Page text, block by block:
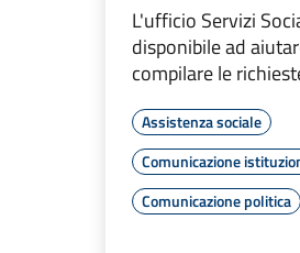
L'ufficio Servizi
disponibile ad
compilare le
Assistenza sociale
Comunicazione
Comunicazione politica